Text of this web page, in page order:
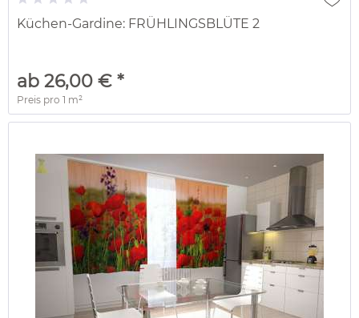
Küchen-Gardine: FRÜHLINGSBLÜTE 2
ab 26,00 € *
Preis pro1 m²